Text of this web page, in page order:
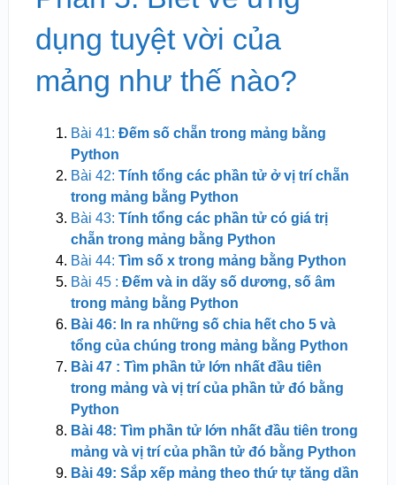
dụng tuyệt vời của
mảng như thế nào?
Bài 41: Đếm số chẵn trong mảng bằng
Python
Bài 42: Tính tổng các phần tử ở vị trí chẵn
trong mảng bằng Python
Bài 43: Tính tổng các phần tử có giá trị
chẵn trong mảng bằng Python
Bài 44: Tìm số x trong mảng bằng Python
Bài 45 : Đếm và in dãy số dương, số âm
trong mảng bằng Python
Bài 46: In ra những số chia hết cho 5 và
tổng của chúng trong mảng bằng Python
Bài 47 : Tìm phần tử lớn nhất đầu tiên
trong mảng và vị trí của phần tử đó bằng
Python
Bài 48: Tìm phần tử lớn nhất đầu tiên trong
mảng và vị trí của phần tử đó bằng Python
Bài 49: Sắp xếp mảng theo thứ tự tăng dần